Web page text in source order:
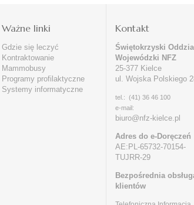
Ważne linki
Gdzie się leczyć
Kontraktowanie
Mammobusy
Programy profilaktyczne
Systemy informatyczne
Kontakt
Świętokrzyski
Wojewódzki NFZ
25-377 Kielce
ul. Wojska Polskiego
tel.: (41) 36 46 100
e-mail:
biuro@nfz-kielce.pl
Adres do e-Doręczeń
AE:PL-65732-70154-
TUJRR-29
Bezpośrednia
klientów